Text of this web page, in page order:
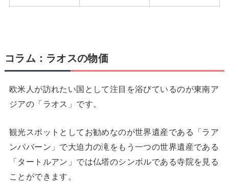
コラム：ラオスの物価
欧米人が訪れたい国として注目を浴びているのが東南ア
ジアの「ラオス」です。
観光スポットとしてお勧めなのが世界遺産である「ラア
ンパバーン」で大迫力の滝をもう一つの世界遺産である
「タートルアン」では仏塔のシンボルである寺院を見る
ことができます。